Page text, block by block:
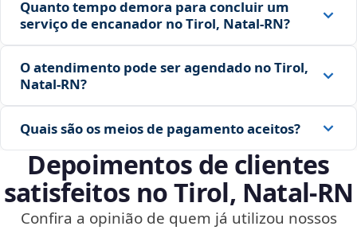
Quanto tempo demora para concluir um
serviço de encanador no Tirol, Natal‑RN?
O atendimento pode ser agendado no Tirol,
Natal‑RN?
Quais são os meios de pagamento aceitos?
Depoimentos de clientes
satisfeitos no Tirol, Natal‑RN
Confira a opinião de quem já utilizou nossos